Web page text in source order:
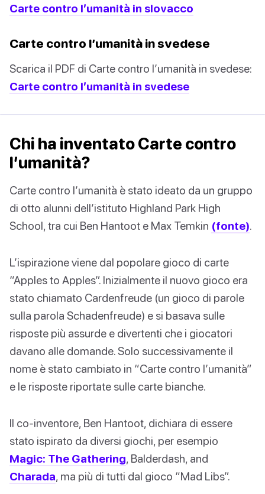
Carte contro l’umanità in slovacco
Carte contro l’umanità in svedese
Scarica il PDF di Carte contro l’umanità in svedese:
Carte contro l’umanità in svedese
Chi ha inventato Carte contro
l’umanità?
Carte contro l’umanità è stato ideato da un gruppo
di otto alunni dell’istituto Highland Park High
School, tra cui Ben Hantoot e Max Temkin (fonte).
L’ispirazione viene dal popolare gioco di carte
“Apples to Apples”. Inizialmente il nuovo gioco era
stato chiamato Cardenfreude (un gioco di parole
sulla parola Schadenfreude) e si basava sulle
risposte più assurde e divertenti che i giocatori
davano alle domande. Solo successivamente il
nome è stato cambiato in “Carte contro l’umanità”
e le risposte riportate sulle carte bianche.
Il co-inventore, Ben Hantoot, dichiara di essere
stato ispirato da diversi giochi, per esempio
Magic: The Gathering, Balderdash, and
Charada, ma più di tutti dal gioco “Mad Libs”.